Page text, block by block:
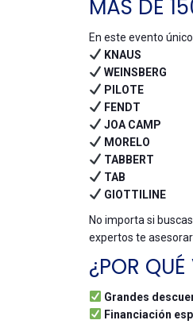
MÁS DE
En este evento
KNAUS
WEINSBERG
PILOTE
FENDT
JOA CAMP
MORELO
TABBERT
TAB
GIOTTILINE
No importa si
expertos te
¿POR
Grandes
Financiación